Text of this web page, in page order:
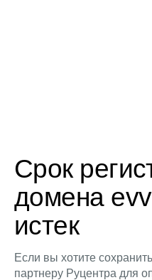
Срок
домена
истек
Если вы хотите
партнеру Руцентра для